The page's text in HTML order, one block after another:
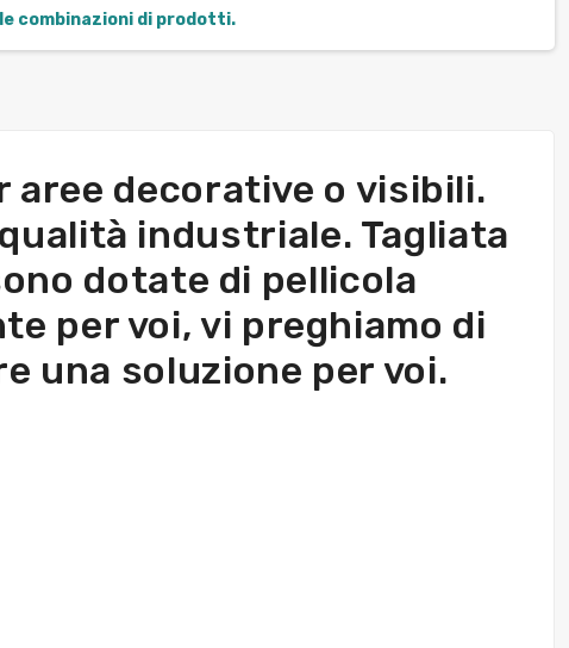
combinazioni di prodotti.
aree decorative o visibili.
industriale. Tagliata
dotate di pellicola
per voi, vi preghiamo di
una soluzione per voi.